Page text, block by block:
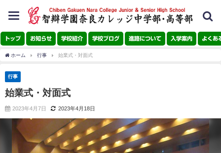
toggle
navigation
トップ お知らせ 学校紹介 学校ブログ 進路について 入学案内 よくあ
ホーム 行事 始業式・対面式
行事
始業式・対面式
2023年4月7日 2023年4月18日